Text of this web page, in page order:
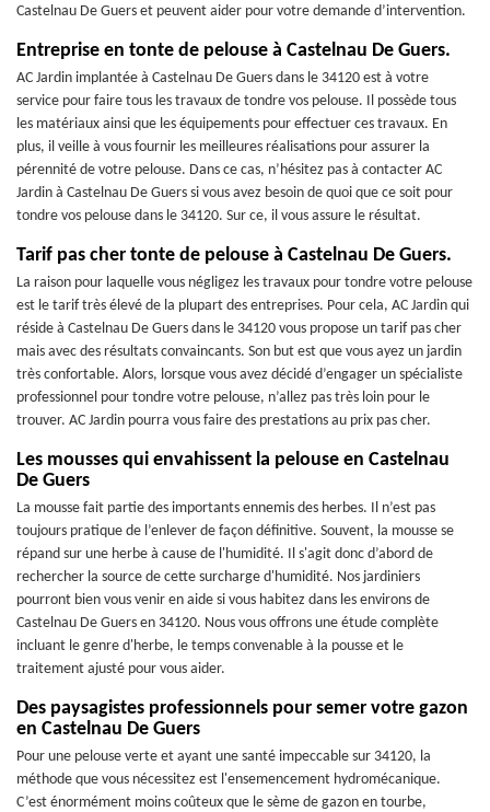
Castelnau De Guers et peuvent aider pour votre demande d’intervention.
Entreprise en tonte de pelouse à Castelnau De Guers.
AC Jardin implantée à Castelnau De Guers dans le 34120 est à votre
service pour faire tous les travaux de tondre vos pelouse. Il possède tous
les matériaux ainsi que les équipements pour effectuer ces travaux. En
plus, il veille à vous fournir les meilleures réalisations pour assurer la
pérennité de votre pelouse. Dans ce cas, n’hésitez pas à contacter AC
Jardin à Castelnau De Guers si vous avez besoin de quoi que ce soit pour
tondre vos pelouse dans le 34120. Sur ce, il vous assure le résultat.
Tarif pas cher tonte de pelouse à Castelnau De Guers.
La raison pour laquelle vous négligez les travaux pour tondre votre pelouse
est le tarif très élevé de la plupart des entreprises. Pour cela, AC Jardin qui
réside à Castelnau De Guers dans le 34120 vous propose un tarif pas cher
mais avec des résultats convaincants. Son but est que vous ayez un jardin
très confortable. Alors, lorsque vous avez décidé d’engager un spécialiste
professionnel pour tondre votre pelouse, n’allez pas très loin pour le
trouver. AC Jardin pourra vous faire des prestations au prix pas cher.
Les mousses qui envahissent la pelouse en Castelnau
De Guers
La mousse fait partie des importants ennemis des herbes. Il n’est pas
toujours pratique de l’enlever de façon définitive. Souvent, la mousse se
répand sur une herbe à cause de l'humidité. Il s'agit donc d’abord de
rechercher la source de cette surcharge d'humidité. Nos jardiniers
pourront bien vous venir en aide si vous habitez dans les environs de
Castelnau De Guers en 34120. Nous vous offrons une étude complète
incluant le genre d'herbe, le temps convenable à la pousse et le
traitement ajusté pour vous aider.
Des paysagistes professionnels pour semer votre gazon
en Castelnau De Guers
Pour une pelouse verte et ayant une santé impeccable sur 34120, la
méthode que vous nécessitez est l'ensemencement hydromécanique.
C’est énormément moins coûteux que le sème de gazon en tourbe,